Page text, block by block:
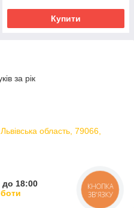
Купити
за рік
область, 79066,
до 18:00
КНОПКА
ЗВ'ЯЗКУ